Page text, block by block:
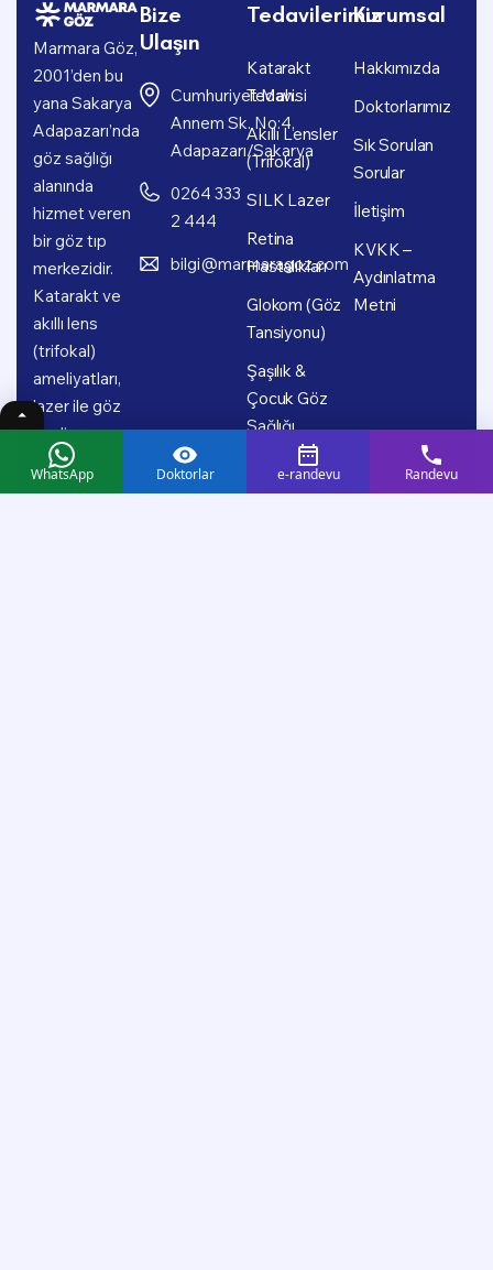
Marmara Göz,
2001’den bu
yana Sakarya
Adapazarı’nda
göz sağlığı
alanında
hizmet veren
bir göz tıp
merkezidir.
Katarakt ve
akıllı lens
(trifokal)
ameliyatları,
lazer ile göz
çizdirme,
retina
hastalıkları,
Bize
Ulaşın
Cumhuriyet Mah.
Annem Sk. No:4,
Adapazarı/Sakarya
0264 333
2 444
bilgi@marmaragoz.com
Tedavilerimiz
Katarakt
Tedavisi
Akıllı Lensler
(Trifokal)
SILK Lazer
Retina
Hastalıkları
Glokom (Göz
Tansiyonu)
Şaşılık &
Çocuk Göz
Sağlığı
Kurumsal
Hakkımızda
Doktorlarımız
Sık Sorulan
Sorular
İletişim
KVKK –
Aydınlatma
Metni
WhatsApp Doktorlar e-randevu Randevu